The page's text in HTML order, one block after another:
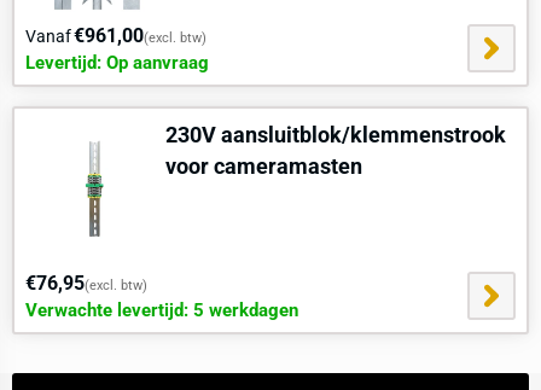
Vanaf€961,00(excl. btw)
Levertijd: Op aanvraag
230V aansluitblok/klemmenstrook
voor cameramasten
€76,95(excl. btw)
Verwachte levertijd: 5 werkdagen